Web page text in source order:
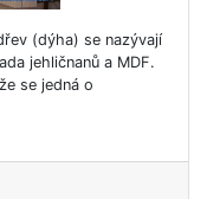
(dýha) se nazývají
jehličnanů a MDF.
se jedná o